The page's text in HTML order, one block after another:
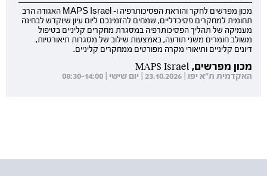
מכון מפרשים לחקר והוראת הפסיכותרפיה ו- MAPS Israel האגודה הרב
תחומית למחקרים פסיכדליים, שמחים להזמינכם ליום עיון שיוקדש לבחינה
מעמיקה של תהליך הפסיכותרפיה במסגרת מחקרים קליניים בטיפול
משולב חומרים משני תודעה, באמצעות שילוב של מסגרות תיאורטיות,
דיונים קליניים ותיאורי מקרה מפורטים ממחקרים קליניים.
מכון מפרשים, MAPS Israel
האקדמית ת"א יפו | 23.10.2026 | יום שישי | 08:30-14:00